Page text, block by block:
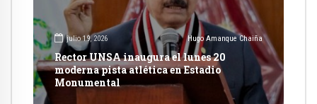
julio 19, 2026 Hugo Amanque Chaiña
Rector UNSA inaugura el lunes 20
moderna pista atlética en Estadio
Monumental